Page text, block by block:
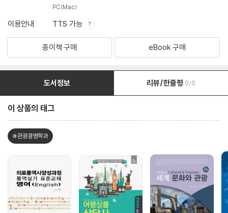
PC(Mac)
이용안내 TTS 가능
종이책 구매 eBook 구매
도서정보 리뷰/한줄평 0/0
이 상품의 태그
#관광경영학과